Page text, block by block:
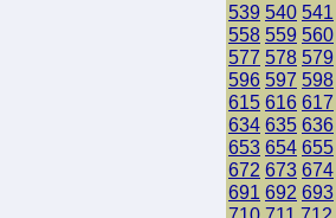
539 540 541
558 559 560
577 578 579
596 597 598
615 616 617
634 635 636
653 654 655
672 673 674
691 692 693